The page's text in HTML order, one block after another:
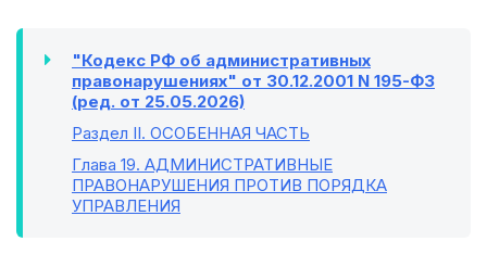
"Кодекс РФ об административных
правонарушениях" от 30.12.2001 N 195-ФЗ
(ред. от 25.05.2026)
Раздел II. ОСОБЕННАЯ ЧАСТЬ
Глава 19. АДМИНИСТРАТИВНЫЕ
ПРАВОНАРУШЕНИЯ ПРОТИВ ПОРЯДКА
УПРАВЛЕНИЯ